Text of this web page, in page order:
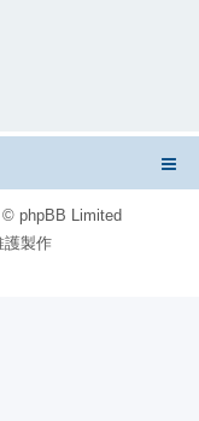
phpBB Limited
製作